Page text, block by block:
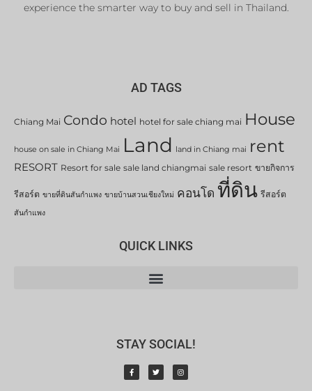
experience the smarter way to buy and sell in Thailand.
AD TAGS
Chiang Mai Condo hotel hotel for sale chiang mai House
house on sale in Chiang Mai Land land in Chiang mai rent
RESORT Resort for sale sale land chiangmai sale resort ขายกิจการ
รีสอร์ต ขายที่ดินสันกำแพง ขายบ้านสวนเชียงใหม่ คอนโด ที่ดิน รีสอร์ต
สันกำแพง
QUICK LINKS
STAY SOCIAL!